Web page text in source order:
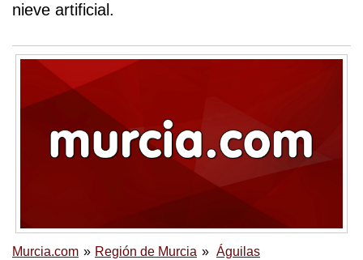
nieve artificial.
Murcia.com Región de Murcia Águilas